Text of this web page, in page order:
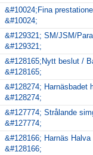
&#10024;Fina
&#10024;
&#129321; SM/JSM/
&#129321;
&#128165;Nytt beslut /
&#128165;
&#128274; Harnäsbadet
&#128274;
&#127774; Strålande
&#127774;
&#128166; Harnäs
&#128166;